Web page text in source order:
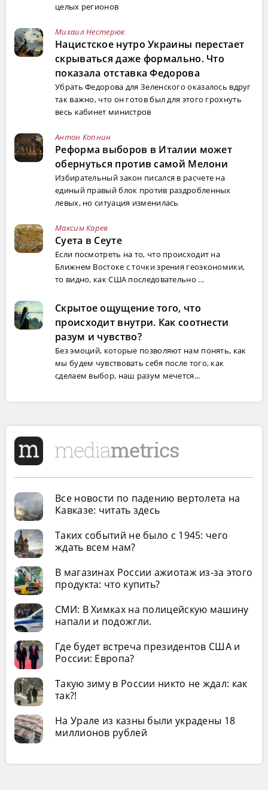
целых регионов
Михаил Нестерюк
Нацистское нутро Украины перестает
скрываться даже формально. Что
показала отставка Федорова
Убрать Федорова для Зеленского оказалось вдруг
так важно, что он готов был для этого грохнуть
весь кабинет министров
Антон Копнин
Реформа выборов в Италии может
обернуться против самой Мелони
Избирательный закон писался в расчете на
единый правый блок против раздробленных
левых, но ситуация изменилась
Максим Карев
Суета в Сеуте
Если посмотреть на то, что происходит на
Ближнем Востоке с точки зрения геоэкономики,
то видно, как США последовательно ...
Скрытое ощущение того, что
происходит внутри. Как соотнести
разум и чувство?
Без эмоций, которые позволяют нам понять, как
мы будем чувствовать себя после того, как
сделаем выбор, наш разум мечется...
Все новости по падению вертолета на
Кавказе: читать здесь
Таких событий не было с 1945: чего
ждать всем нам?
В магазинах России ажиотаж из-за этого
продукта: что купить?
СМИ: В Химках на полицейскую машину
напали и подожгли.
Где будет встреча президентов США и
России: Европа?
Такую зиму в России никто не ждал: как
так?!
На Урале из казны были украдены 18
миллионов рублей